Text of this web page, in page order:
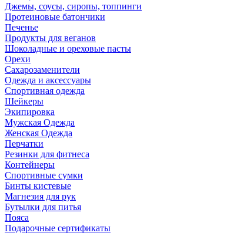
Джемы, соусы, сиропы, топпинги
Протеиновые батончики
Печенье
Продукты для веганов
Шоколадные и ореховые пасты
Орехи
Сахарозаменители
Одежда и аксессуары
Спортивная одежда
Шейкеры
Экипировка
Мужская Одежда
Женская Одежда
Перчатки
Резинки для фитнеса
Контейнеры
Спортивные сумки
Бинты кистевые
Магнезия для рук
Бутылки для питья
Пояса
Подарочные сертификаты